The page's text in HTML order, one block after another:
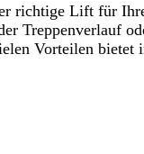
richtige Lift für
Treppenverlauf
Vorteilen bietet